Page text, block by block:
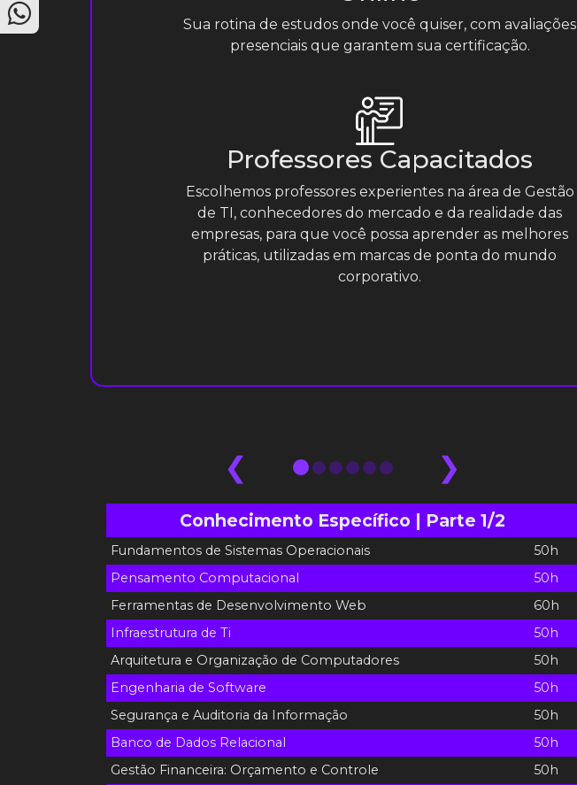
Sua rotina de estudos onde você quiser, com avaliações
presenciais que garantem sua certificação.
Professores Capacitados
Escolhemos professores experientes na área de Gestão
de TI, conhecedores do mercado e da realidade das
empresas, para que você possa aprender as melhores
práticas, utilizadas em marcas de ponta do mundo
corporativo.
❮ ❯
Conhecimento Específico | Parte 1/2
Fundamentos de Sistemas Operacionais
50h
Pensamento Computacional
50h
Ferramentas de Desenvolvimento Web
60h
Infraestrutura de Ti
50h
Arquitetura e Organização de Computadores
50h
Engenharia de Software
50h
Segurança e Auditoria da Informação
50h
Banco de Dados Relacional
50h
Gestão Financeira: Orçamento e Controle
50h